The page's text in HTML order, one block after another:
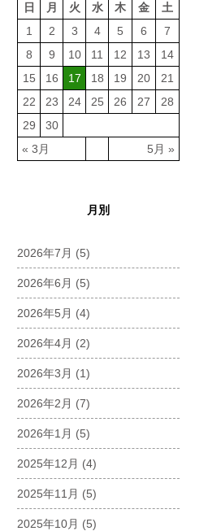
日 月 火 水 木 金 土
« 3月 5月 »
1 2 3 4 5 6
7
8
9 10 11 12 13
14
15
16 17 18 19 20
21
22
23 24 25 26 27
28
29
30
月別
2026年7月 (5)
2026年6月 (5)
2026年5月 (4)
2026年4月 (2)
2026年3月 (1)
2026年2月 (7)
2026年1月 (5)
2025年12月 (4)
2025年11月 (5)
2025年10月 (5)